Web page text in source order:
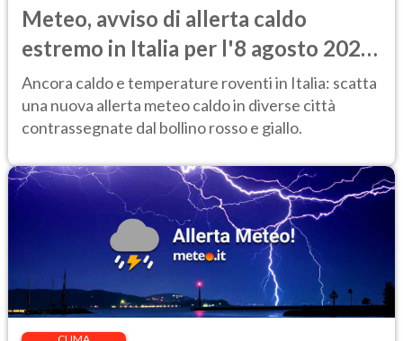
Meteo, avviso di allerta caldo
estremo in Italia per l'8 agosto 2026:
le città a rischio per il Ministero della
Salute
Ancora caldo e temperature roventi in Italia: scatta
una nuova allerta meteo caldo in diverse città
contrassegnate dal bollino rosso e giallo.